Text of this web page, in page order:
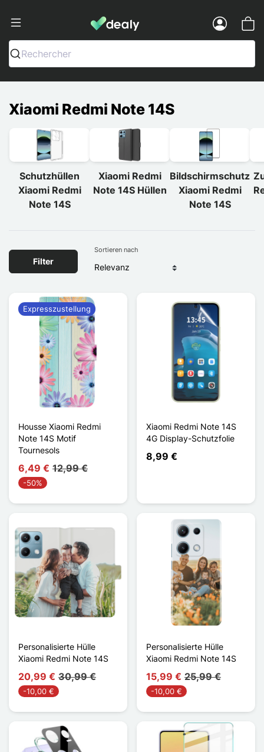
Dealy - Hüllen und Zubehör für
Rechercher
Xiaomi Redmi Note 14S
Schutzhüllen
Xiaomi Redmi
Note 14S
Xiaomi Redmi
Note 14S Hüllen
Bildschirmschutz
Xiaomi Redmi
Note 14S
Filter
Sortieren nach
Housse Xiaomi Redmi
Note 14S Motif
Tournesols
6,49 € 12,99 €
-50%
Expresszustellung
Xiaomi Redmi Note 14S
4G Display-Schutzfolie
8,99 €
Personalisierte Hülle
Xiaomi Redmi Note 14S
20,99 € 30,99 €
-10,00 €
Personalisierte Hülle
Xiaomi Redmi Note 14S
15,99 € 25,99 €
-10,00 €